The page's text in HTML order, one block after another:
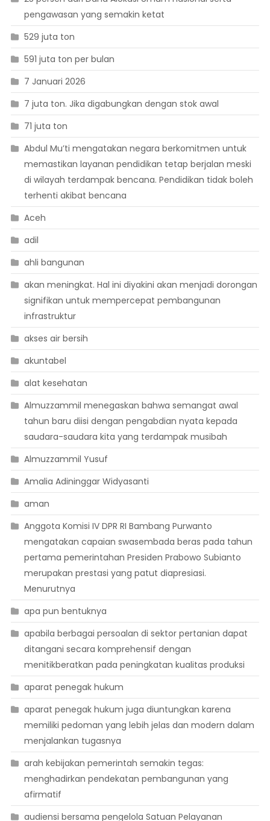
pengawasan yang semakin ketat
529 juta ton
591 juta ton per bulan
7 Januari 2026
7 juta ton. Jika digabungkan dengan stok awal
71 juta ton
Abdul Mu’ti mengatakan negara berkomitmen untuk
memastikan layanan pendidikan tetap berjalan meski
di wilayah terdampak bencana. Pendidikan tidak boleh
terhenti akibat bencana
Aceh
adil
ahli bangunan
akan meningkat. Hal ini diyakini akan menjadi dorongan
signifikan untuk mempercepat pembangunan
infrastruktur
akses air bersih
akuntabel
alat kesehatan
Almuzzammil menegaskan bahwa semangat awal
tahun baru diisi dengan pengabdian nyata kepada
saudara-saudara kita yang terdampak musibah
Almuzzammil Yusuf
Amalia Adininggar Widyasanti
aman
Anggota Komisi IV DPR RI Bambang Purwanto
mengatakan capaian swasembada beras pada tahun
pertama pemerintahan Presiden Prabowo Subianto
merupakan prestasi yang patut diapresiasi.
Menurutnya
apa pun bentuknya
apabila berbagai persoalan di sektor pertanian dapat
ditangani secara komprehensif dengan
menitikberatkan pada peningkatan kualitas produksi
aparat penegak hukum
aparat penegak hukum juga diuntungkan karena
memiliki pedoman yang lebih jelas dan modern dalam
menjalankan tugasnya
arah kebijakan pemerintah semakin tegas:
menghadirkan pendekatan pembangunan yang
afirmatif
audiensi bersama pengelola Satuan Pelayanan